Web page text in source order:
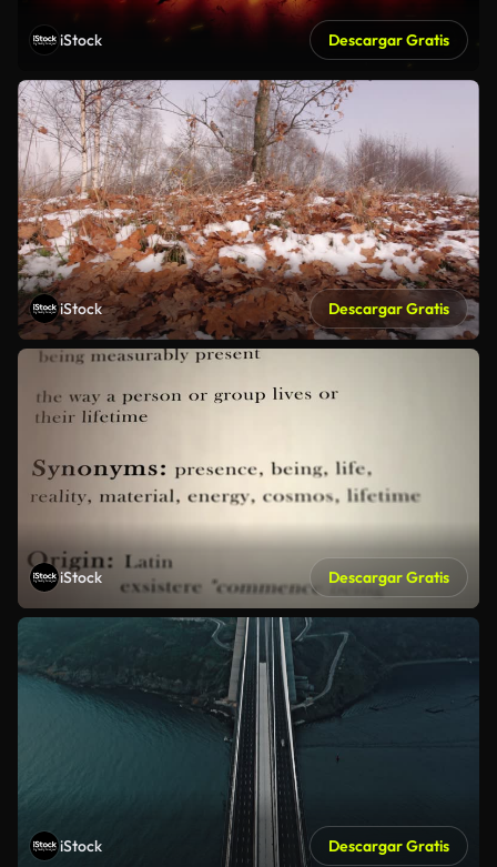
iStock Descargar Gratis
iStock Descargar Gratis
iStock Descargar Gratis
iStock Descargar Gratis